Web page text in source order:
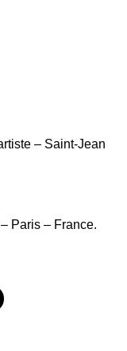
– Saint-Jean
Paris – France.